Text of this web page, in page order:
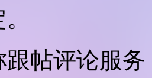
帖评论服